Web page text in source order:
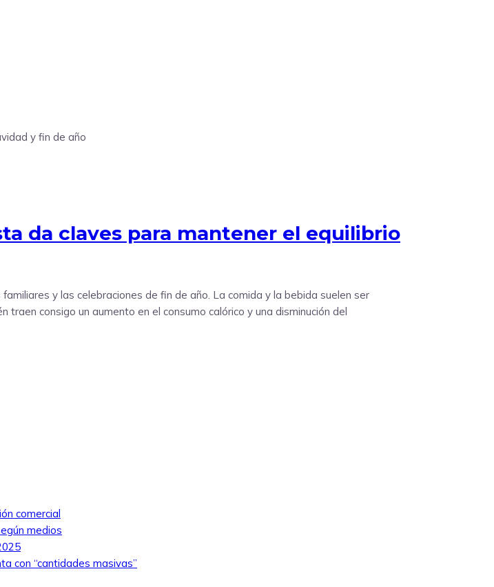
da claves para mantener el equilibrio
y las celebraciones de fin de año. La comida y la bebida suelen ser
consigo un aumento en el consumo calórico y una disminución del
comercial
medios
con “cantidades masivas”